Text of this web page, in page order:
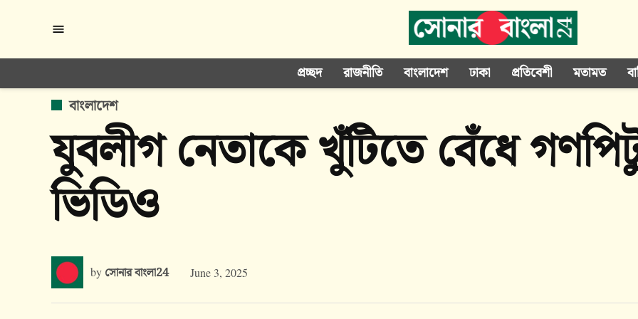
content
প্রচ্ছদ রাজনীতি বাংলাদেশ ঢাকা প্রতিবেশী মতামত
POSTED
বাংলাদেশ
যুবলীগ নেতাকে খুঁটিতে বেঁধে
ভিডিও
by সোনার বাংলা24 June 3, 2025